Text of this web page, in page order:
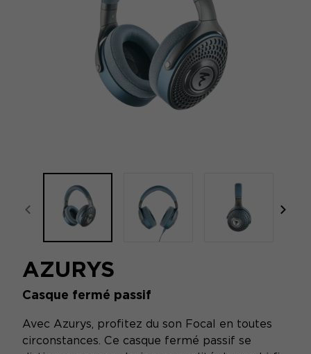
focal-naim-frontent::misc.prev_label
AZURYS
Casque fermé passif
Avec Azurys, profitez du son Focal en toutes
circonstances. Ce casque fermé passif se